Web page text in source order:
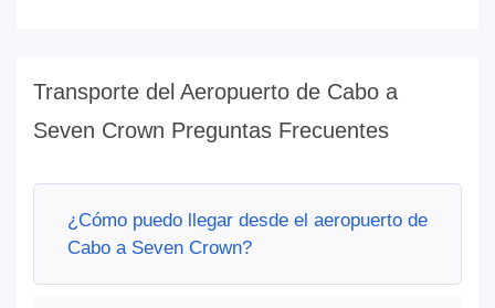
Transporte del Aeropuerto de Cabo a
Seven Crown Preguntas Frecuentes
¿Cómo puedo llegar desde el aeropuerto de
Cabo a Seven Crown?